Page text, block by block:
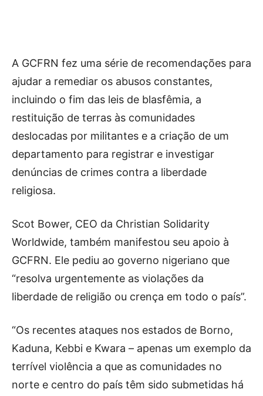
A GCFRN fez uma série de recomendações para
ajudar a remediar os abusos constantes,
incluindo o fim das leis de blasfêmia, a
restituição de terras às comunidades
deslocadas por militantes e a criação de um
departamento para registrar e investigar
denúncias de crimes contra a liberdade
religiosa.
Scot Bower, CEO da Christian Solidarity
Worldwide, também manifestou seu apoio à
GCFRN. Ele pediu ao governo nigeriano que
“resolva urgentemente as violações da
liberdade de religião ou crença em todo o país”.
“Os recentes ataques nos estados de Borno,
Kaduna, Kebbi e Kwara – apenas um exemplo da
terrível violência a que as comunidades no
norte e centro do país têm sido submetidas há